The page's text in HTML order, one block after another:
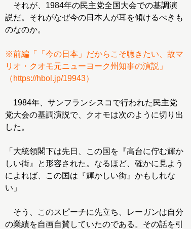
それが、1984年の民主党全国大会での基調演
説だ。それがなぜ今の日本人が耳を傾けるべきも
のなのか。
※前編「「今の日本」だからこそ聴きたい、故マ
リオ・クオモ元ニューヨーク州知事の演説」
（https://hbol.jp/19943）
1984年、サンフランシスコで行われた民主党
党大会の基調演説で、クオモは次のように切り出
した。
「大統領閣下は先日、この国を『高台に佇む輝か
しい街』と形容された。なるほど、確かに見よう
によれば、この国は『輝かしい街』かもしれな
い」
そう、このスピーチに先立ち、レーガンは自分
の業績を自画自賛していたのである。その話を引